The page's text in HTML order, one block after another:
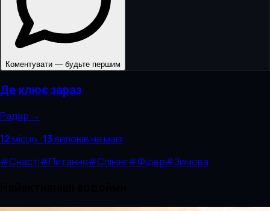
Коментувати — будьте першим
Де клює зараз
Радар →
12місць · 13виловівна мапі
#Снасті#Питання#Спінінг#Фідер#Зимова